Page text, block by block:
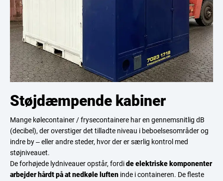
Støjdæmpende kabiner
Mange kølecontainer / frysecontainere har en gennemsnitlig dB
(decibel), der overstiger det tilladte niveau i beboelsesområder og
indre by – eller andre steder, hvor der er særlig kontrol med
støjniveauet.
De forhøjede lydniveauer opstår, fordide elektriske komponenter
arbejder hårdt på at nedkøle luften inde i containeren. De fleste